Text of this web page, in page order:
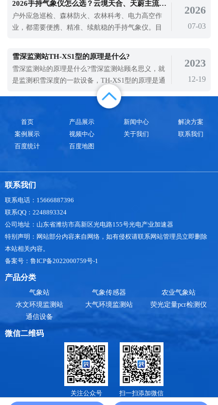
应用在各种场景下进行气象检测的设备。2023新款
气象监测设备使用注意什么?手持气象站仪器属于精
密器件，用户在使用时请不要自行拆卸以
2026手持气象仪怎么选？云境天合、天蔚主流机型深度测评
户外应急巡检、森林防火、农林科考、电力高空作
业，都需要便携、精准、续航稳的手持气象仪。目
天蔚,整体性价比与适配性较高。云境天合专业气象
站监测设备厂商，全套设备+部署方案，购买咨询
【电话：15666887396】TOP1 云境天合 T
2026
07-03
雪深监测站TH-XS1型的原理是什么?
雪深监测站的原理是什么?雪深监测站顾名思义，就
是监测积雪深度的一款设备，TH-XS1型的原理是通
过超声波原理对雪的识别与测量技术，通过监测所
在位置的距离，得出雪的厚度，从而分析出单位时
站在目前雪灾监测中发挥了很大的作用，积雪覆盖
地面，可能导致野生动物因缺乏食物而饿
2023
12-19
首页 产品展示 新闻中心
解决方案
案例展示
视频中心 关于我们
联系我们
百度统计
百度地图
联系我们
联系电话：15666887396
联系QQ：2248893324
公司地址：山东省潍坊市高新区光电路155号光电产业加速器
特别声明：网站部分内容来自网络，如有侵权请联系网站管理员立即删除
本站相关内容。
备案号：鲁ICP备2022000759号-1
产品分类
气象站 气象传感器
农业气象站
水文环境监测站
大气环境监测站
荧光定量pcr检测仪
通信设备
微信二维码
关注公众号 扫一扫添加微信